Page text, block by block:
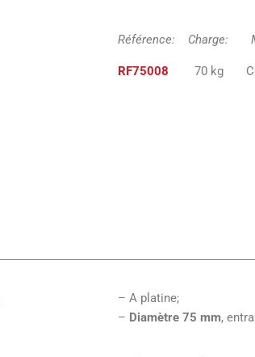
Référence:
RF75008 70 kg
– A platine;
– Diamètre 75 mm,